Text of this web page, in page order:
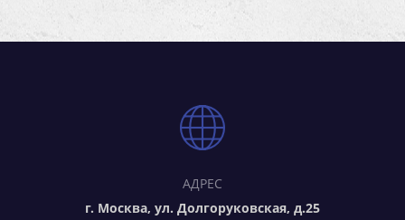
АДРЕС
г. Москва, ул. Долгоруковская, д.25